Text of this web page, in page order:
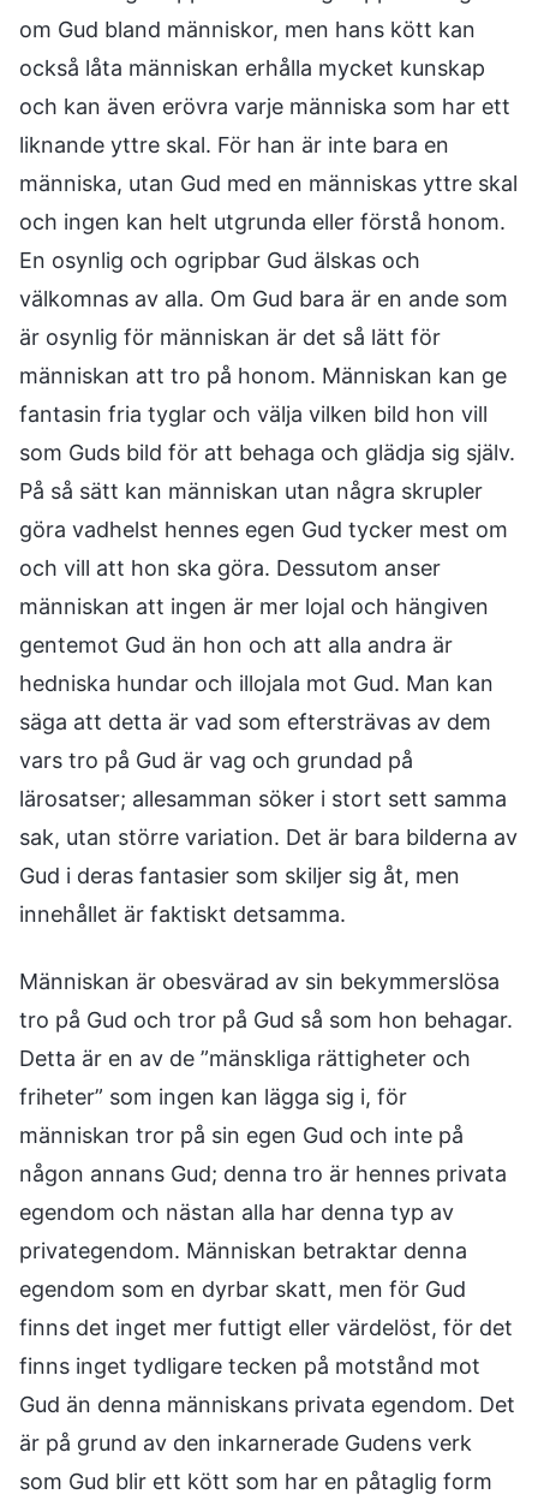
om Gud bland människor, men hans kött kan
också låta människan erhålla mycket kunskap
och kan även erövra varje människa som har ett
liknande yttre skal. För han är inte bara en
människa, utan Gud med en människas yttre skal
och ingen kan helt utgrunda eller förstå honom.
En osynlig och ogripbar Gud älskas och
välkomnas av alla. Om Gud bara är en ande som
är osynlig för människan är det så lätt för
människan att tro på honom. Människan kan ge
fantasin fria tyglar och välja vilken bild hon vill
som Guds bild för att behaga och glädja sig själv.
På så sätt kan människan utan några skrupler
göra vadhelst hennes egen Gud tycker mest om
och vill att hon ska göra. Dessutom anser
människan att ingen är mer lojal och hängiven
gentemot Gud än hon och att alla andra är
hedniska hundar och illojala mot Gud. Man kan
säga att detta är vad som eftersträvas av dem
vars tro på Gud är vag och grundad på
lärosatser; allesamman söker i stort sett samma
sak, utan större variation. Det är bara bilderna av
Gud i deras fantasier som skiljer sig åt, men
innehållet är faktiskt detsamma.
Människan är obesvärad av sin bekymmerslösa
tro på Gud och tror på Gud så som hon behagar.
Detta är en av de ”mänskliga rättigheter och
friheter” som ingen kan lägga sig i, för
människan tror på sin egen Gud och inte på
någon annans Gud; denna tro är hennes privata
egendom och nästan alla har denna typ av
privategendom. Människan betraktar denna
egendom som en dyrbar skatt, men för Gud
finns det inget mer futtigt eller värdelöst, för det
finns inget tydligare tecken på motstånd mot
Gud än denna människans privata egendom. Det
är på grund av den inkarnerade Gudens verk
som Gud blir ett kött som har en påtaglig form